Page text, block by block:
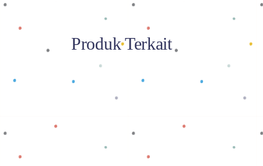
Produk Terkait
Baca selengkapnya